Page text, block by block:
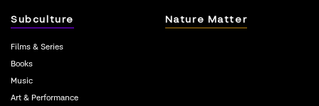
Subculture
Films & Series
Books
Music
Art & Performance
Nature Matter